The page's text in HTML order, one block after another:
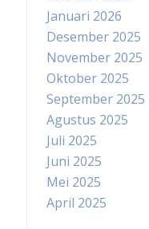
Januari 2026
Desember 2025
November 2025
Oktober 2025
September 2025
Agustus 2025
Juli 2025
Juni 2025
Mei 2025
April 2025